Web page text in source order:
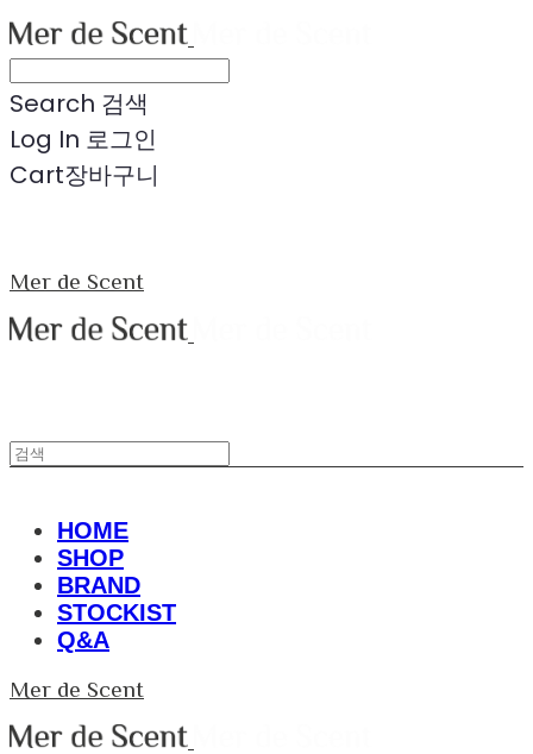
Search 검색
Log In 로그인
Cart장바구니
Mer de Scent
HOME
SHOP
BRAND
STOCKIST
Q&A
Mer de Scent